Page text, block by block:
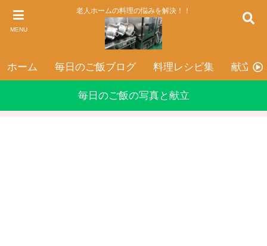
MENU
老人ホームの料理の悩みを解決！！
ホーム 毎日のご飯ブログ 料理レシピ集 献立表
毎日のご飯の写真と献立